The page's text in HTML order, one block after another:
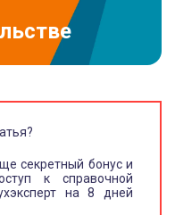
секретный бонус и
к справочной
на 8 дней